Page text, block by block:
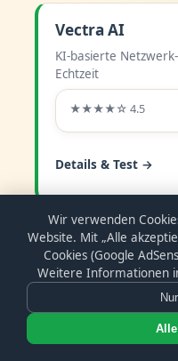
Vectra AI
KI-basierte
Echtzeit
★★★★☆ 4.5
Details & Test →
Wiz
Cloud-
Risikomanagement
Wir verwenden
Website. Mit „Alle
Cookies (Google
Weitere Informationen